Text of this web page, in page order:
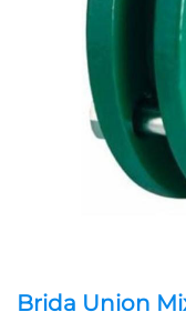
Brida Union